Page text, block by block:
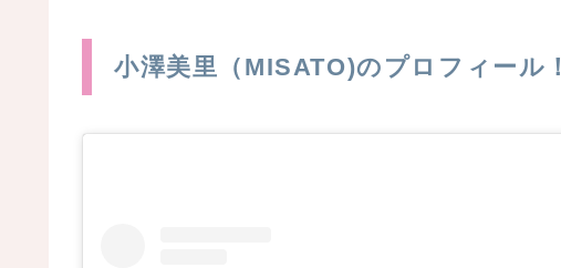
小澤美里（MISATO)のプロフィール！